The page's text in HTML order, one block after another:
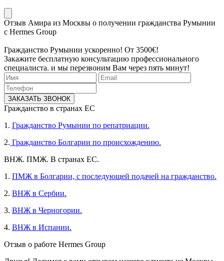
Отзыв Амира из Москвы о получении гражданства Румынии
с Hermes Group
Гражданство Румынии ускоренно! От 3500€!
Закажите бесплатную консультацию профессионального
специалиста. и мы перезвоним Вам через пять минут!
ЗАКАЗАТЬ ЗВОНОК
Гражданство в странах ЕС
1. Гражданство Румынии по репатриации.
2. Гражданство Болгарии по происхождению.
ВНЖ. ПМЖ. В странах ЕС.
1. ПМЖ в Болгарии, с последующей подачей на гражданство.
2. ВНЖ в Сербии.
3. ВНЖ в Черногории.
4. ВНЖ в Испании.
Отзыв о работе Hermes Group